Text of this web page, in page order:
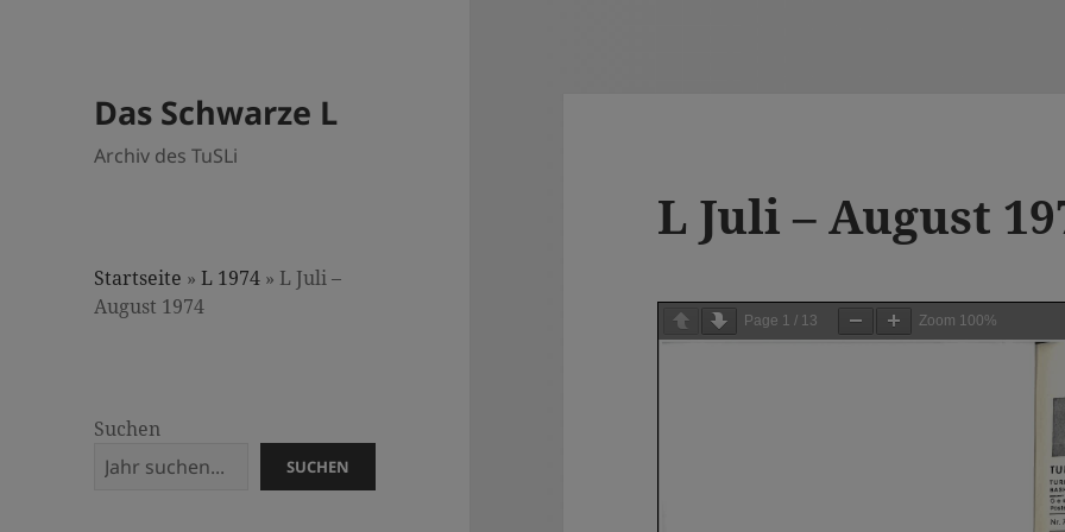
Das Schwarze L
Archiv des TuSLi
Startseite »L 1974 » L Juli –
August 1974
Suchen
SUCHEN
L Juli – August
Page 1 / 13 Zoom 100%